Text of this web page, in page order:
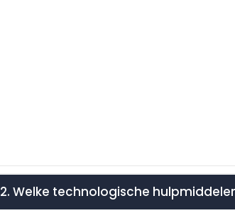
2. Welke technologische